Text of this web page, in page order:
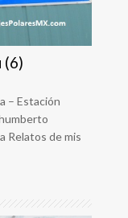
(6)
– Estación
Relatos de mis